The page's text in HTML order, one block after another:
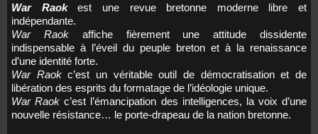
War Raokest une revue bretonne moderne libre et
indépendante.
War Raok affiche fièrement une attitude dissidente
indispensable à l’éveil du peuple breton et à la renaissance
d’une identité forte.
War Raokc’est un véritable outil de démocratisation et de
libération des esprits du formatage de l’idéologie unique.
War Raok c’est l’émancipation des intelligences, la voix d’une
nouvelle résistance… le porte-drapeau de la nation bretonne.